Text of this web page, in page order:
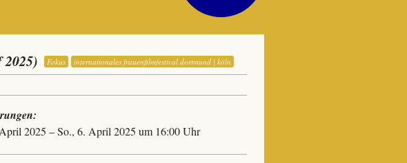
Fokus internationales frauenfilmfestival dortmund | köln
2025 – So., 6. April 2025 um 16:00 Uhr